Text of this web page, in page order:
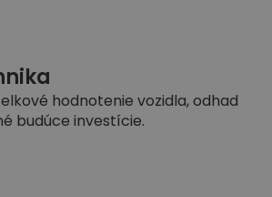
hodnotenie vozidla, odhad
budúce investície.